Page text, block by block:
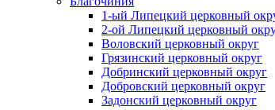
1-ый Липецкий церковный
2-ой Липецкий церковный
Воловский церковный округ
Грязинский церковный округ
Добринский церковный округ
Добровский церковный округ
Задонский церковный округ